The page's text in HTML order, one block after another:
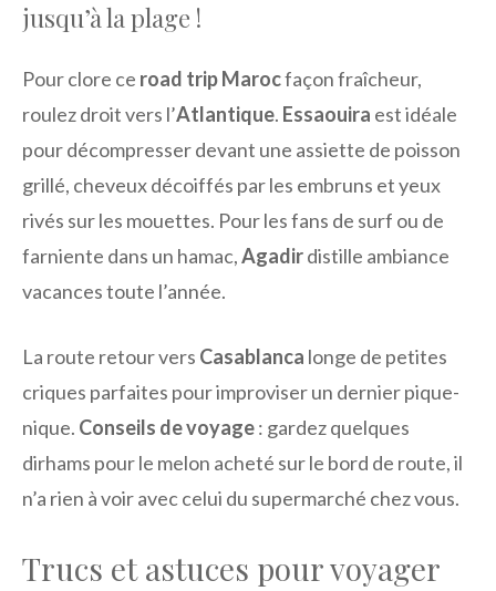
jusqu’à la plage !
Pour clore ce road trip Marocfaçon fraîcheur,
roulez droit vers l’Atlantique. Essaouira est idéale
pour décompresser devant une assiette de poisson
grillé, cheveux décoiffés par les embruns et yeux
rivés sur les mouettes. Pour les fans de surf ou de
farniente dans un hamac,Agadirdistille ambiance
vacances toute l’année.
La route retour vers Casablanca longe de petites
criques parfaites pour improviser un dernier pique-
nique. Conseils de voyage: gardez quelques
dirhams pour le melon acheté sur le bord de route, il
n’a rien à voir avec celui du supermarché chez vous.
Trucs et astuces pour voyager